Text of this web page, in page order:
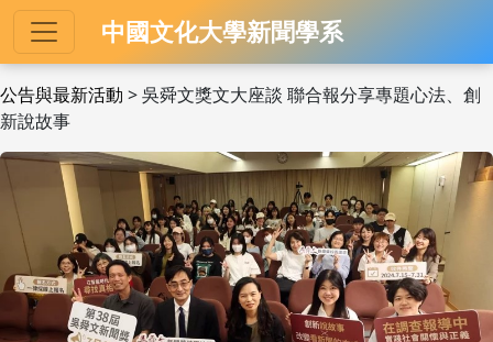
中國文化大學新聞學系
公告與最新活動 > 吳舜文獎文大座談 聯合報分享專題心法、創
新說故事